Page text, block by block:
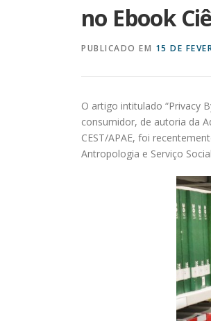
no Ebook
PUBLICADO EM 15 DE
O artigo intitulado “Privacy
consumidor, de autoria da
CEST/APAE, foi
Antropologia e Serviço